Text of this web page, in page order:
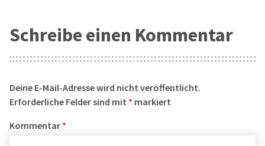
Schreibe einen Kommentar
Deine E-Mail-Adresse wird nicht veröffentlicht.
Erforderliche Felder sind mit * markiert
Kommentar *